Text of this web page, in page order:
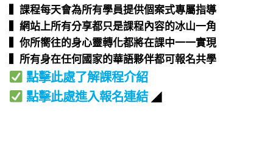
▍課程每天會為所有學員提供個案式專屬指導​
▍網站上所有分享都只是課程內容的冰山一角​
▍你所嚮往的身心靈轉化都將在課中一一實現​
▍所有身在任何國家的華語夥伴都可報名共學​
點擊此處了解課程介紹
點擊此處進入報名連結 ◢